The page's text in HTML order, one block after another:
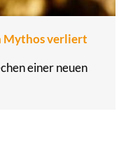
Mythos verliert
einer neuen